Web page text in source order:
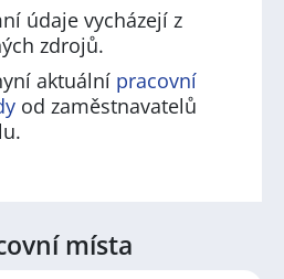
údaje vycházejí z
zdrojů.
aktuální pracovní
od zaměstnavatelů
místa